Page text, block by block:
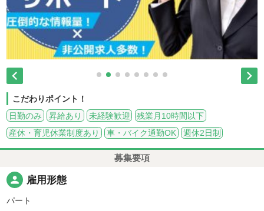
 
こだわりポイント！
日勤のみ
昇給あり 未経験歓迎
残業月10時間以下
産休・育児休業制度あり
車・バイク通勤OK 週休2日制
募集要項
person 雇用形態
パート